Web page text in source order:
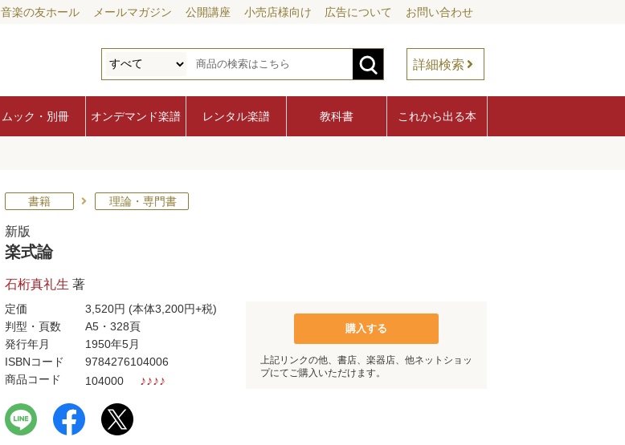
音楽の友ホール メールマガジン 公開講座 小売店様向け 広告について お問い合わせ
詳細検索
ムック・別冊 オンデマンド楽譜 レンタル楽譜 教科書 これから出る本
書籍 理論・専門書
新版
楽式論
石桁真礼生 著
定価 3,520円 (本体3,200円+税)
判型・頁数
A5・328頁
発行年月
1950年5月
ISBNコード
9784276104006
商品コード
104000 ♪♪♪♪
購入する
上記リンクの他、書店、楽器店、他ネットショッ
プにてご購入いただけます。